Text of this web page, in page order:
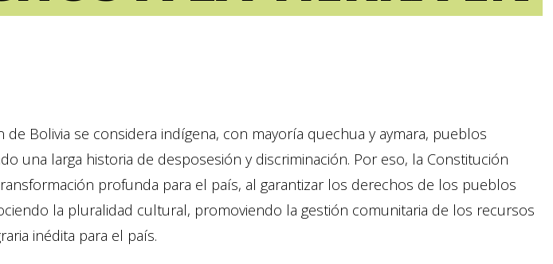
Bolivia se considera indígena, con mayoría quechua y aymara, pueblos
una larga historia de desposesión y discriminación. Por eso, la Constitución
profunda para el país, al garantizar los derechos de los pueblos
la pluralidad cultural, promoviendo la gestión comunitaria de los recursos
inédita para el país.